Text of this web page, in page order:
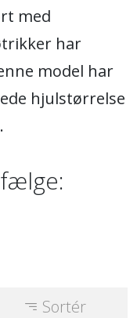
med
har
model har
hjulstørrelse
Sortér